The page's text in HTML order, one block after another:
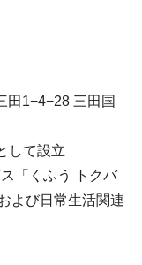
田1−4−28 三田国
して設立
「くふう トクバ
よび日常生活関連